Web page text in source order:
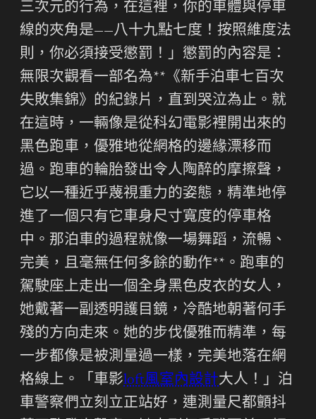
三次元的行為，在這裡，你的車體與停車
線的夾角是——八十九點七度！按照維度法
則，你必須接受懲罰！」懲罰的內容是：
無限次觀看一部名為**《新手泊車七百次
失敗集錦》的紀錄片，直到哭泣為止。就
在這時，一輛像是從科幻電影裡開出來的
黑色跑車，優雅地從網格的邊緣漂移而
過。跑車的輪胎發出令人陶醉的摩擦聲，
它以一種近乎蔑視重力的姿態，精準地停
進了一個只有它車身尺寸寬度的停車格
中。那泊車的過程就像一場舞蹈，流暢、
完美，且毫無任何多餘的動作**。跑車的
駕駛座上走出一個全身黑色皮衣的女人，
她戴著一副透明護目鏡，冷酷地朝著何手
殘的方向走來。她的步伐優雅而精準，每
一步都像是被測量過一樣，完美地落在網
格線上。「車影loft風室內設計大人！」泊
車警察們立刻立正站好，連測量尺都顫抖